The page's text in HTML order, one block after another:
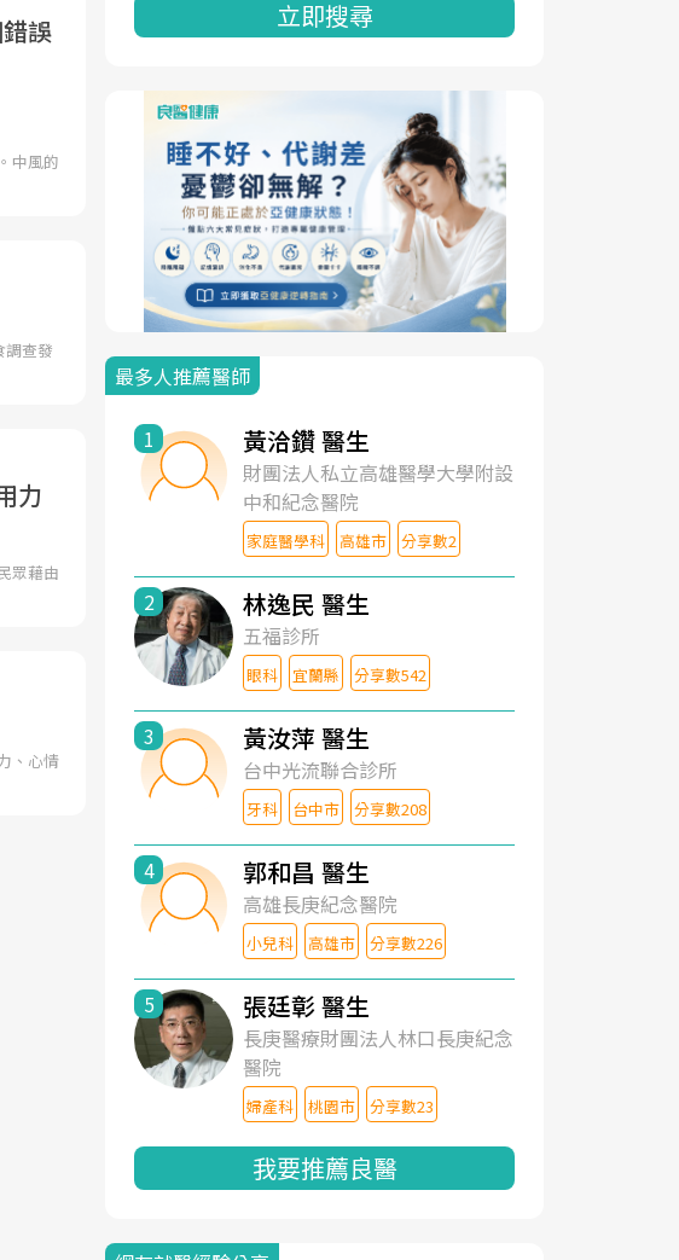
誤
中風的
調查發
力
眾藉由
、心情
立即搜尋
最多人推薦醫師
1 黃洽鑽 醫生
財團法人私立高雄醫學大學附設
中和紀念醫院
家庭醫學科 高雄市 分享數2
2 林逸民 醫生
五福診所
眼科 宜蘭縣 分享數542
3 黃汝萍 醫生
台中光流聯合診所
牙科 台中市 分享數208
4 郭和昌 醫生
高雄長庚紀念醫院
小兒科 高雄市 分享數226
5 張廷彰 醫生
長庚醫療財團法人林口長庚紀念
醫院
婦產科 桃園市 分享數23
我要推薦良醫